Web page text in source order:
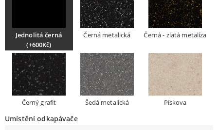
Jednolitá černá
(+600Kč)
Černá metalická Černá - zlatá metalíza
Černý grafit Šedá metalická Pískova
Umístění odkapávače